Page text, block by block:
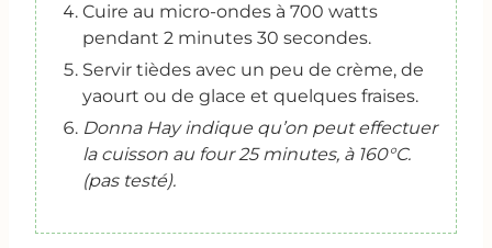
Cuire au micro-ondes à 700 watts
pendant 2 minutes 30 secondes.
Servir tièdes avec un peu de crème, de
yaourt ou de glace et quelques fraises.
Donna Hay indique qu’on peut effectuer
la cuisson au four 25 minutes, à 160°C.
(pas testé).